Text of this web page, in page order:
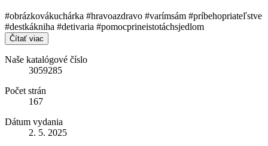
#obrázkovákuchárka #hravoazdravo #varímsám #príbehopriateľstve
#destkákniha #detivaria #pomocprineistotáchsjedlom
Čítať viac
Naše katalógové číslo
3059285
Počet strán
167
Dátum vydania
2. 5. 2025